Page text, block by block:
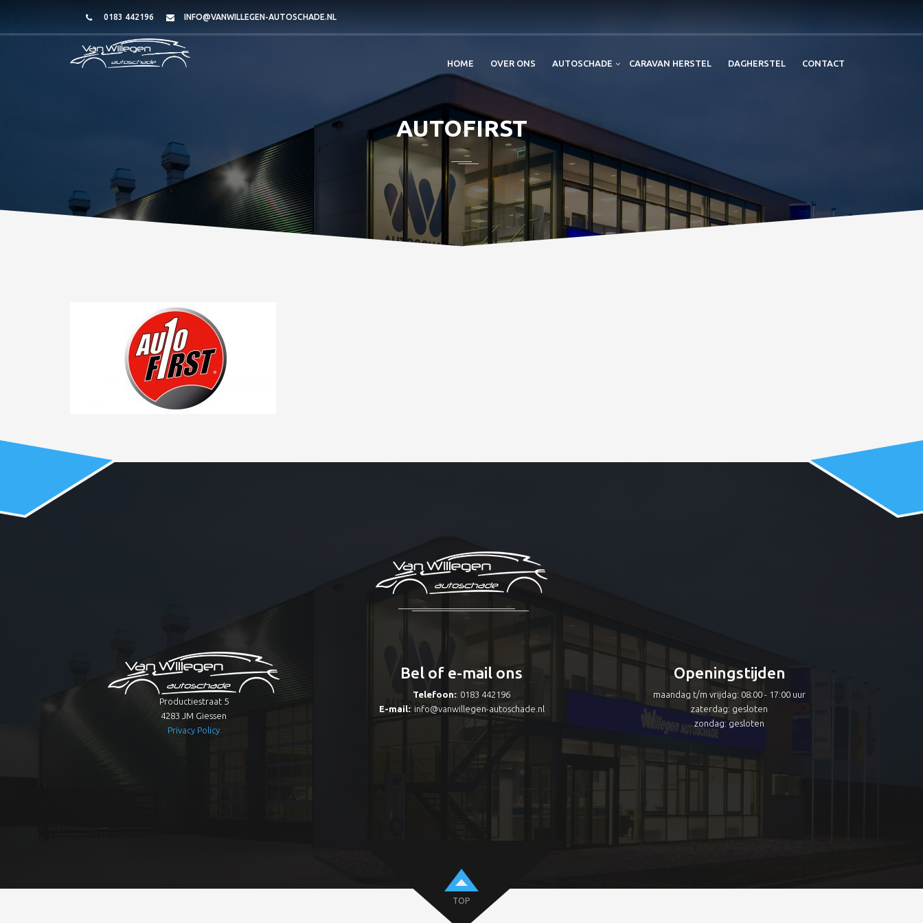
0183 442196 INFO@VANWILLEGEN-AUTOSCHADE.NL
HOME OVER ONS AUTOSCHADE CARAVAN HERSTEL DAGHERSTEL CONTACT
AUTOFIRST
Productiestraat 5
4283 JM Giessen
Privacy Policy
Bel of e-mail ons
Telefoon:: 0183 442196
E-mail:: info@vanwillegen-autoschade.nl
Openingstijden
maandag t/m vrijdag: 08:00 - 17:00 uur
zaterdag: gesloten
zondag: gesloten
TOP